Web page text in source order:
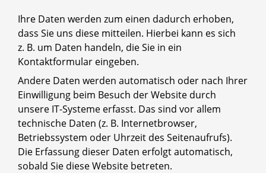
Ihre Daten werden zum einen dadurch erhoben,
dass Sie uns diese mitteilen. Hierbei kann es sich
z. B. um Daten handeln, die Sie in ein
Kontaktformular eingeben.
Andere Daten werden automatisch oder nach Ihrer
Einwilligung beim Besuch der Website durch
unsere IT-Systeme erfasst. Das sind vor allem
technische Daten (z. B. Internetbrowser,
Betriebssystem oder Uhrzeit des Seitenaufrufs).
Die Erfassung dieser Daten erfolgt automatisch,
sobald Sie diese Website betreten.